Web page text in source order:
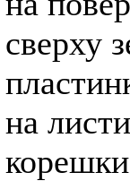
сверху
на